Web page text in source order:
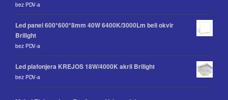
bez PDV-a
Led panel 600*600*8mm 40W 6400K/3000Lm beli okvir
Brilight
bez PDV-a
Led plafonjera KREJOS 18W/4000K akril Brilight
bez PDV-a